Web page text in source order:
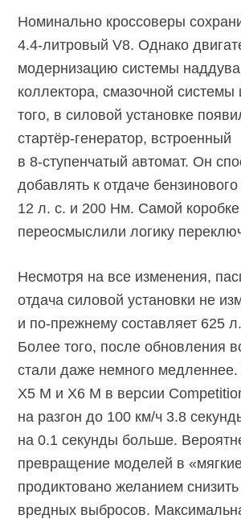
Номинально кроссоверы
4.4-литровый V8. Однако
модернизацию системы
коллектора, смазочной системы
того, в силовой установке
стартёр-генератор, встроенный
в8-ступенчатый автомат. Он
добавлять к отдаче
12 л. с. и 200 Нм. Самой коробке
переосмыслили логику
Несмотря на все изменения,
отдача силовой установки не
и по-прежнему составляет 625
Более того, после обновления
стали даже немного
X5 M и X6 M в версии
на разгон до 100 км/ч 3.8
на 0.1 секунды больше.
превращение моделей в
продиктовано желанием
вредных выбросов.